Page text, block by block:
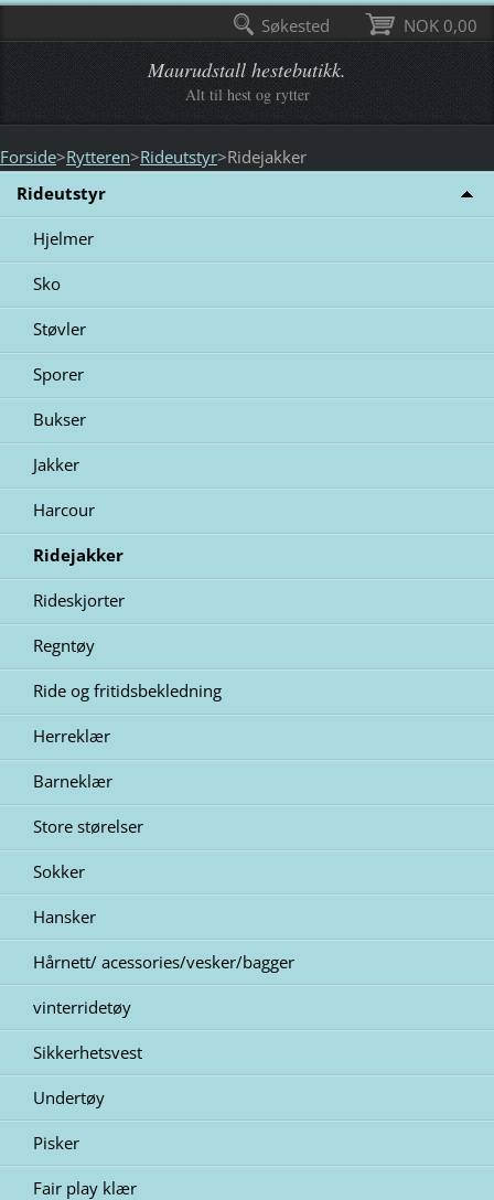
Maurudstall hestebutikk.
Alt til hest og rytter
Forside>Rytteren>Rideutstyr>Ridejakker
Rideutstyr
Hjelmer
Sko
Støvler
Sporer
Bukser
Jakker
Harcour
Ridejakker
Rideskjorter
Regntøy
Ride og fritidsbekledning
Herreklær
Barneklær
Store størelser
Sokker
Hansker
Hårnett/ acessories/vesker/bagger
vinterridetøy
Sikkerhetsvest
Undertøy
Pisker
Fair play klær
NOK 0,00
Søkested